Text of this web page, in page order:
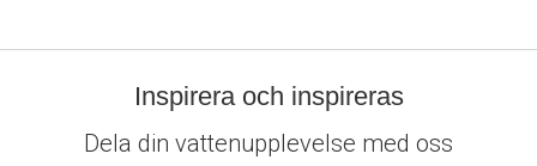
Inspirera och inspireras
Dela din vattenupplevelse med oss